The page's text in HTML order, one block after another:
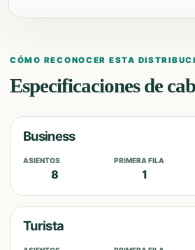
CÓMO RECONOCER ESTA
Especificaciones de
Business
ASIENTOS
8
PRIMERA FILA
1
Turista